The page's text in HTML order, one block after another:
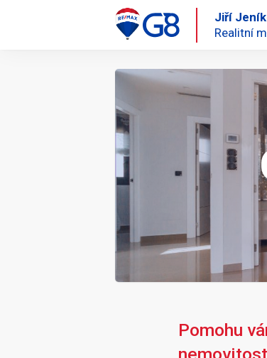
Jiří
Realitní
Pomohu